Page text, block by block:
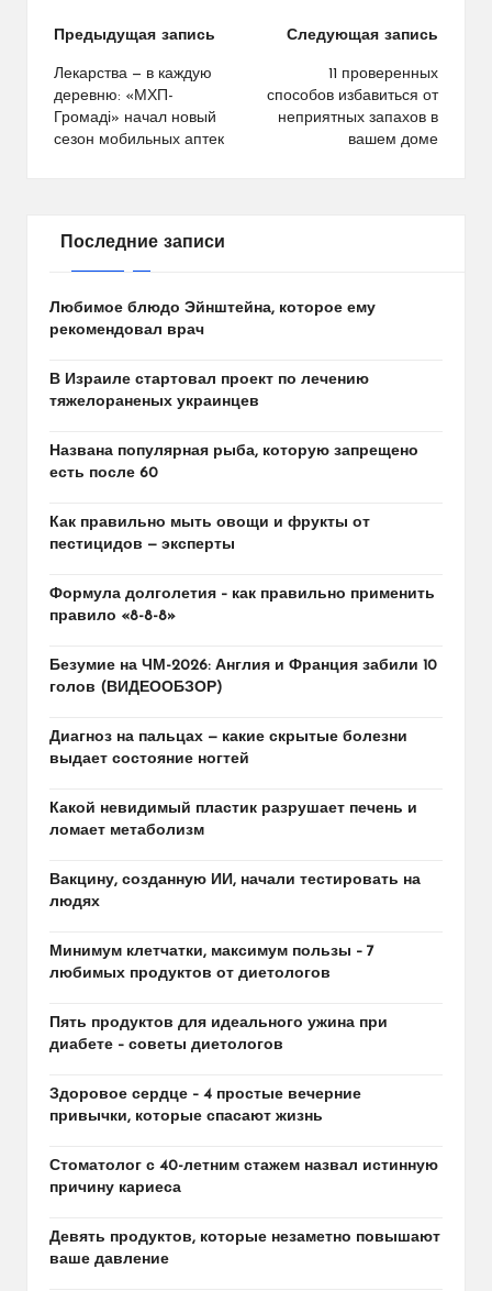
Навигация
по
записям
Предыдущая запись
Лекарства — в каждую
деревню: «МХП-
Громаді» начал новый
сезон мобильных аптек
Следующая запись
11 проверенных
способов избавиться от
неприятных запахов в
вашем доме
Последние записи
Любимое блюдо Эйнштейна, которое ему
рекомендовал врач
В Израиле стартовал проект по лечению
тяжелораненых украинцев
Названа популярная рыба, которую запрещено
есть после 60
Как правильно мыть овощи и фрукты от
пестицидов — эксперты
Формула долголетия – как правильно применить
правило «8-8-8»
Безумие на ЧМ-2026: Англия и Франция забили 10
голов (ВИДЕООБЗОР)
Диагноз на пальцах — какие скрытые болезни
выдает состояние ногтей
Какой невидимый пластик разрушает печень и
ломает метаболизм
Вакцину, созданную ИИ, начали тестировать на
людях
Минимум клетчатки, максимум пользы – 7
любимых продуктов от диетологов
Пять продуктов для идеального ужина при
диабете – советы диетологов
Здоровое сердце – 4 простые вечерние
привычки, которые спасают жизнь
Стоматолог с 40-летним стажем назвал истинную
причину кариеса
Девять продуктов, которые незаметно повышают
ваше давление